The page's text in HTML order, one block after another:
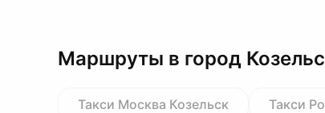
Маршруты в город
Такси Москва Козельск Такси